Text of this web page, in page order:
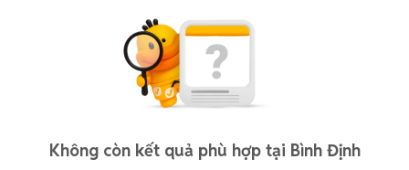
Không còn kết quả phù hợp tại Bình Định